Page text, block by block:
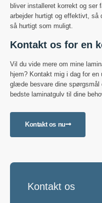
bliver installeret korrekt og ser
arbejder hurtigt og effektivt, så
så hurtigt som muligt.
Kontakt os for en
Vil du vide mere om mine
hjem? Kontakt mig i dag for
glæde besvare dine
bedste laminatgulv til dine
Kontakt os nu
Kontakt os